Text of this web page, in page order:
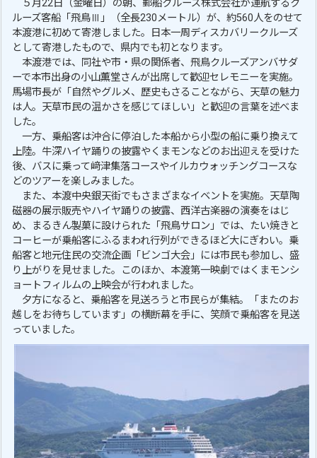
５月22日（金曜日）の朝、郵船クルーズ株式会社が運航するク
ルーズ客船「飛鳥Ⅲ」（全長230メートル）が、約560人をのせて
本渡港に初めて寄港しました。日本一周ディスカバリークルーズ
として寄港したもので、県内でも初となります。
本渡港では、同社や市・県の関係者、飛鳥クルーズアンバサダ
ーで本市出身の小山薫堂さんが出席して歓迎セレモニーを実施。
馬場市長が「自然やグルメ、歴史もさることながら、天草の魅力
は人。天草市民の温かさを感じてほしい」と歓迎の言葉を述べま
した。
一方、乗船客は沖合に停泊した本船から小型の船に乗り換えて
上陸。牛深ハイヤ踊りの披露やくまモンなどのお出迎えを受けた
後、バスに乗って﨑津集落コースやイルカウォッチングコースな
どのツアーを楽しみました。
また、本渡中央銀天街でもさまざまなイベントを実施。天草陶
磁器の展示販売やハイヤ踊りの披露、西洋古楽器の演奏をはじ
め、まるきん製菓に設けられた「飛鳥サロン」では、たい焼きと
コーヒーが乗船客にふるまわれ行列ができるほど大にぎわい。乗
船客と地元住民の交流企画「ビンゴ大会」には市民も参加し、盛
り上がりを見せました。このほか、本渡第一映劇ではくまモンシ
ョートフィルムの上映会が行われました。
夕方になると、乗船客を見送ろうと市民らが集結。「またのお
越しをお待ちしています」の横断幕を手に、笑顔で乗船客を見送
っていました。